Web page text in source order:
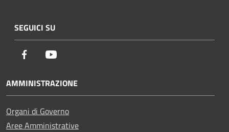
SEGUICI SU
Facebook
AMMINISTRAZIONE
Organi di Governo
Aree Amministrative